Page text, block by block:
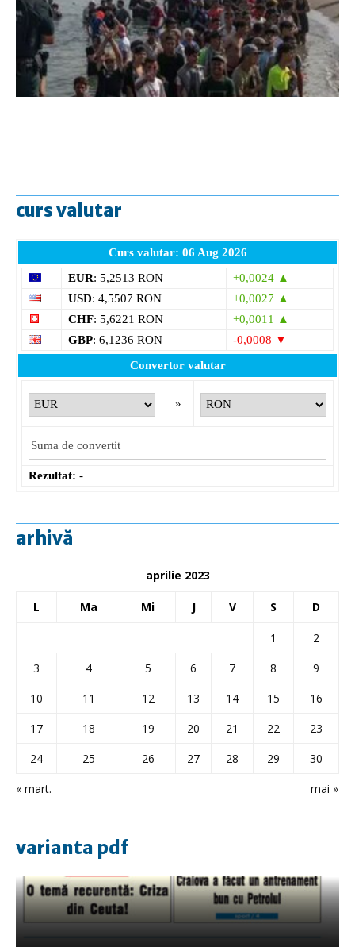
curs valutar
Curs valutar: 06 Aug 2026
EUR: 5,2513 RON
+0,0024 ▲
USD: 4,5507 RON
+0,0027 ▲
CHF: 5,6221 RON
+0,0011 ▲
GBP: 6,1236 RON
-0,0008 ▼
Convertor valutar
»
Rezultat: -
arhivă
aprilie 2023
L Ma Mi J V S D
« mart. mai »
1
2
3
4 5 6 7 8
9
10
11 12 13 14 15
16
17
18 19 20 21 22
23
24
25 26 27 28 29 30
varianta pdf